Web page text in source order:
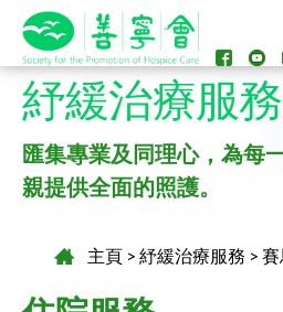
紓緩治療服務
匯集專業及同理心，為每
親提供全面的照護。
主頁 > 紓緩治療服務 >